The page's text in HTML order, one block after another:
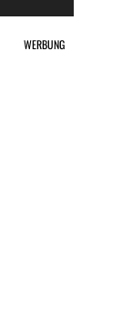
WERBUNG